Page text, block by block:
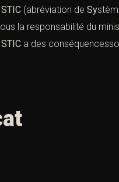
STIC (abréviation de Sy
la responsabilité du
STIC a des